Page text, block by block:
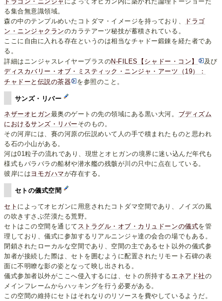
る集合無意識領域。
森の中のテンプルめいたコトダマ・イメージを持っており、
ドラゴ
ン・ニンジャクランのカラテアーツ秘技が蓄積されている。
ここに自由に入れる存在というのは相当なチャドー鍛錬を経た者であ
る。
詳細はニンジャスレイヤープラスのN-FILES【シャドー・コン】
及び
ディスカバリー・オブ・ミスティック・ニンジャ・アーツ（19）：
チャドーと伝説の茶器
を参照のこと。
サンズ・リバー
ネザーオヒガン最奥のゲートの先の領域にある黒い大河。 ブディズム
におけるサンズ・リバー そのもの。
その河岸には、賽の河原の伝説めいて人の手で積まれたものと思われ
る石の小山がある。
河は01粒子の流れであり、現世とオヒガンの境界に迷い込んだ年代も
様式もバラバラの船材や潜水艦の残骸が川の只中に点在している。
彼岸には ヨモガハマが存在する。
セトの儀式空間
セト によってオヒガンに用意されたコトダマ空間であり、ノイズの風
の吹きすさぶ茫漠たる荒野。
セトはこの空間を通じて ストラグル・オブ・カリュドーンの儀式を管
理しており、儀式に参加するリアルニンジャ達の会合の場でもある。
閉鎖されたローカルな空間であり、空間の主であるセト以外の儀式参
加者が接続した際は、セトを囲むように配置されたリモート石碑の表
面に不明瞭な影の姿となって映し出される。
儀式参加者以外がここへ侵入するには、セトの所持する エネアド社の
メインフレームからハッキングを行う必要がある。
この空間の維持にセトはそれなりのリソースを費やしているようだ。